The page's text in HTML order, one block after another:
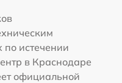
истечении
в Краснодаре
официальной